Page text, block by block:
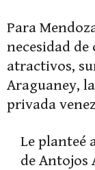
Para
necesidad
atractivos,
Araguaney,
privada
Le planteé
de Antojos